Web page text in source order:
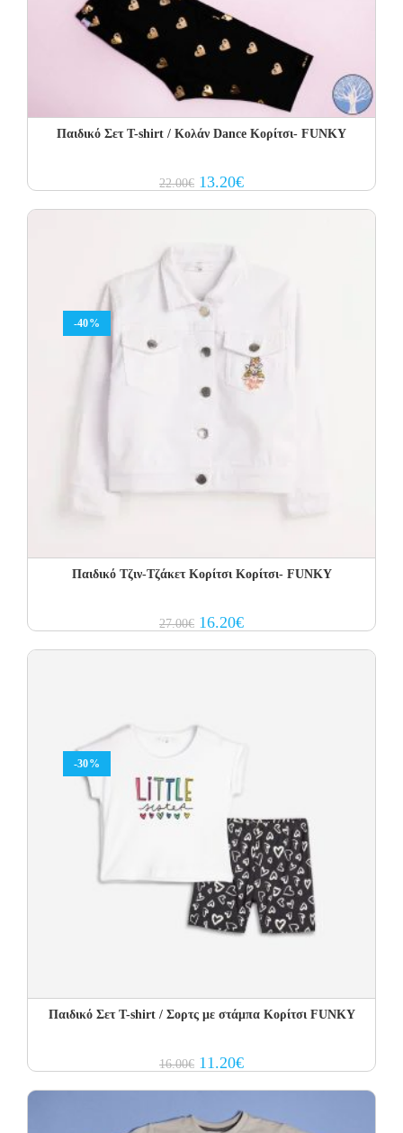
Παιδικό Σετ Τ-shirt / Κολάν Dance Κορίτσι- FUNKY
22.00€ Original
price
13.20€Current
price
-40%
Παιδικό Τζιν-Τζάκετ Κορίτσι Κορίτσι- FUNKY
27.00€ Original
price
16.20€Current
price
-30%
Παιδικό Σετ T-shirt / Σορτς με στάμπα Κορίτσι FUNKY
16.00€ Original
price
11.20€Current
price